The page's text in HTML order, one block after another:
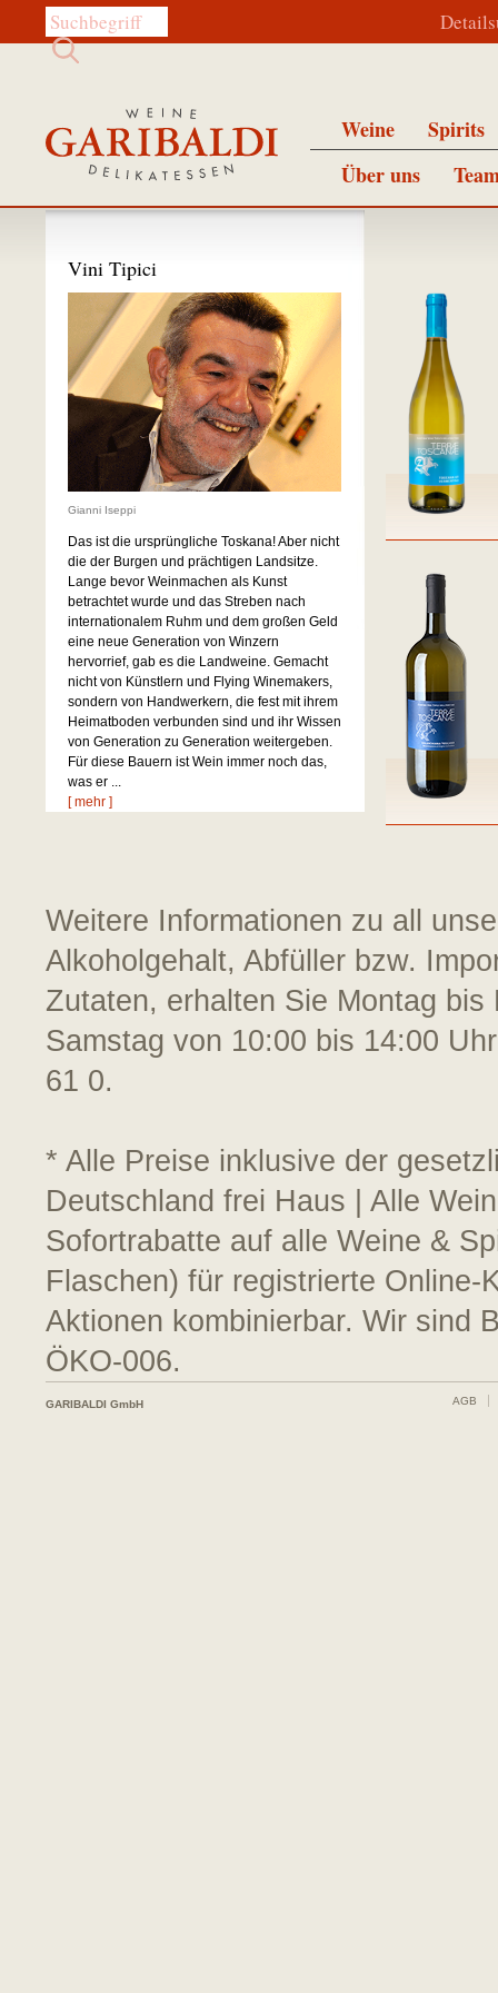
Diese Website durchsuchen:
Weine
Spirits
Über uns
Vini Tipici
Gianni Iseppi
Das ist die ursprüngliche Toskana! Aber nicht
die der Burgen und prächtigen Landsitze.
Lange bevor Weinmachen als Kunst
betrachtet wurde und das Streben nach
internationalem Ruhm und dem großen Geld
eine neue Generation von Winzern
hervorrief, gab es die Landweine. Gemacht
nicht von Künstlern und Flying Winemakers,
sondern von Handwerkern, die fest mit ihrem
Heimatboden verbunden sind und ihr Wissen
von Generation zu Generation weitergeben.
Für diese Bauern ist Wein immer noch das,
was er ...
[ mehr ]
Weitere Informationen zu all
Alkoholgehalt, Abfüller bzw.
Zutaten, erhalten Sie Montag
Samstag von 10:00 bis 14:00
61 0.
* Alle Preise inklusive der
Deutschland frei Haus | Alle
Sofortrabatte auf alle Weine &
Flaschen) für registrierte
Aktionen kombinierbar. Wir sind
ÖKO-006.
GARIBALDI GmbH AGB